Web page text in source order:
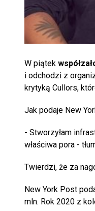
W piątek
i odchodzi z
krytyką Cullors,
Jak podaje New
- Stworzyłam
właściwa pora -
Twierdzi, że za
New York Post
mln. Rok 2020 z